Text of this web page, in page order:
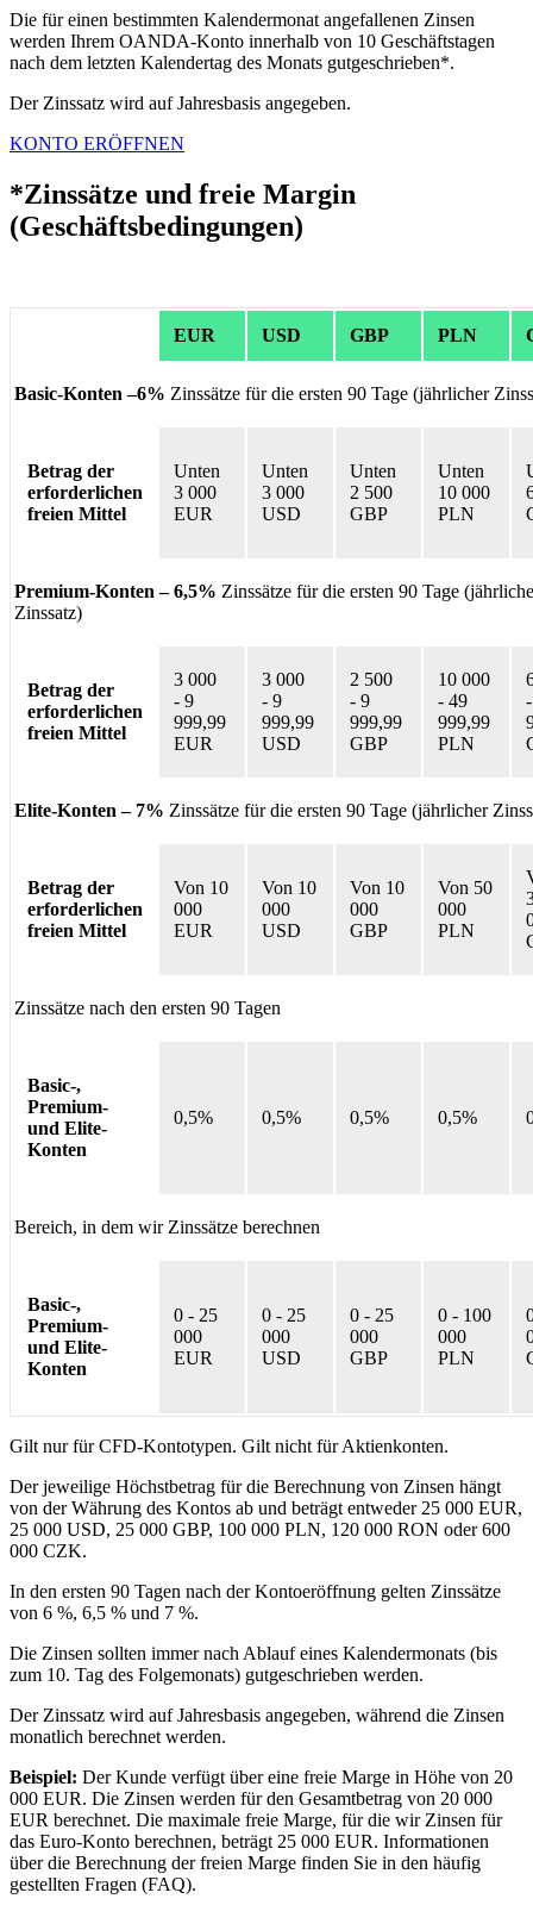
Die für einen bestimmten Kalendermonat angefallenen Zinsen
werden Ihrem OANDA-Konto innerhalb von 10 Geschäftstagen
nach dem letzten Kalendertag des Monats gutgeschrieben*.
Der Zinssatz wird auf Jahresbasis angegeben.
KONTO ERÖFFNEN
*Zinssätze und freie Margin
(Geschäftsbedingungen)
EUR USD GBP PLN
Basic-Konten –6% Zinssätze für die ersten 90 Tage (jährlicher
Betrag der
erforderlichen
freien Mittel
Unten
3 000
EUR
Unten
3 000
USD
Unten
2 500
GBP
Unten
10 000
PLN
Premium-Konten – 6,5% Zinssätze für die ersten 90 Tage
Zinssatz)
Betrag der
erforderlichen
freien Mittel
3 000
- 9
999,99
EUR
3 000
- 9
999,99
USD
2 500
- 9
999,99
GBP
10 000
- 49
999,99
PLN
-
Elite-Konten – 7% Zinssätze für die ersten 90 Tage (jährlicher
Betrag der
erforderlichen
freien Mittel
Von 10
000
EUR
Von 10
000
USD
Von 10
000
GBP
Von 50
000
PLN
Zinssätze nach den ersten 90 Tagen
Basic-,
Premium-
und Elite-
Konten
0,5% 0,5% 0,5% 0,5%
Bereich, in dem wir Zinssätze berechnen
Basic-,
Premium-
und Elite-
Konten
0 - 25
000
EUR
0 - 25
000
USD
0 - 25
000
GBP
0 - 100
000
PLN
Gilt nur für CFD-Kontotypen. Gilt nicht für Aktienkonten.
Der jeweilige Höchstbetrag für die Berechnung von Zinsen hängt
von der Währung des Kontos ab und beträgt entweder 25 000 EUR,
25 000 USD, 25 000 GBP, 100 000 PLN, 120 000 RON oder 600
000 CZK.
In den ersten 90 Tagen nach der Kontoeröffnung gelten Zinssätze
von 6 %, 6,5 % und 7 %.
Die Zinsen sollten immer nach Ablauf eines Kalendermonats (bis
zum 10. Tag des Folgemonats) gutgeschrieben werden.
Der Zinssatz wird auf Jahresbasis angegeben, während die Zinsen
monatlich berechnet werden.
Beispiel: Der Kunde verfügt über eine freie Marge in Höhe von 20
000 EUR. Die Zinsen werden für den Gesamtbetrag von 20 000
EUR berechnet. Die maximale freie Marge, für die wir Zinsen für
das Euro-Konto berechnen, beträgt 25 000 EUR. Informationen
über die Berechnung der freien Marge finden Sie in den häufig
gestellten Fragen (FAQ).